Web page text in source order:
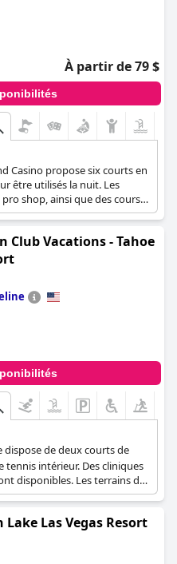
À partir de 79 $
Casino propose six courts en
être utilisés la nuit. Les
shop, ainsi que des cours
Club Vacations - Tahoe
dispose de deux courts de
intérieur. Des cliniques
disponibles. Les terrains de
du premier arrivé,
Lake Las Vegas Resort